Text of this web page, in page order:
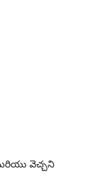
వెచ్చని